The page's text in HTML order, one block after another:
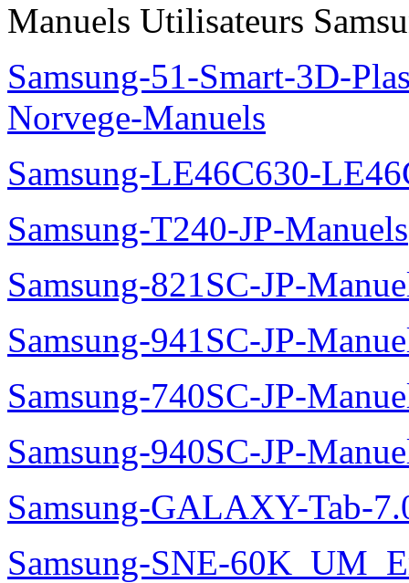
Manuels Utilisateurs
Samsung-51-Smart-3D-
Norvege-Manuels
Samsung-LE46C630-
Samsung-T240-JP-Manuels
Samsung-821SC-JP-
Samsung-941SC-JP-
Samsung-740SC-JP-
Samsung-940SC-JP-
Samsung-GALAXY-Tab-
Samsung-SNE-